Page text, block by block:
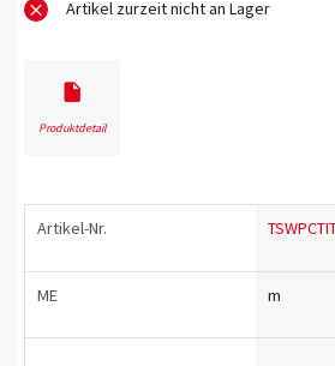
Artikel zurzeit nicht an Lager
Produktdetail
Artikel-Nr.
ME m